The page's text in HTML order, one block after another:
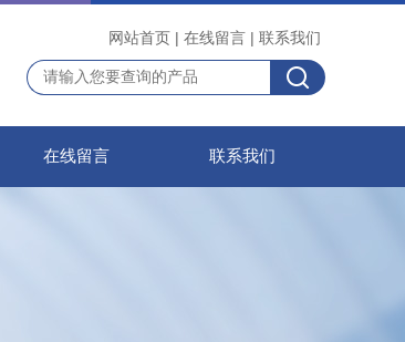
网站首页 | 在线留言 | 联系我们
在线留言 联系我们